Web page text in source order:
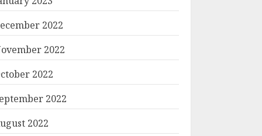
2022
2022
2022
2022
2022